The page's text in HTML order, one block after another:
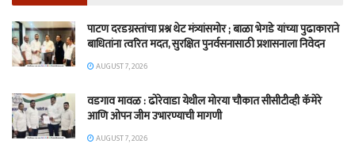
पाटण दरडग्रस्तांचा प्रश्न थेट मंत्र्यांसमोर ; बाळा भेगडे यांच्या पुढाकाराने
बाधितांना त्वरित मदत, सुरक्षित पुनर्वसनासाठी प्रशासनाला निवेदन
AUGUST 7, 2026
वडगाव मावळ : ढोरेवाडा येथील मोरया चौकात सीसीटीव्ही कॅमेरे
आणि ओपन जीम उभारण्याची मागणी
AUGUST 7, 2026